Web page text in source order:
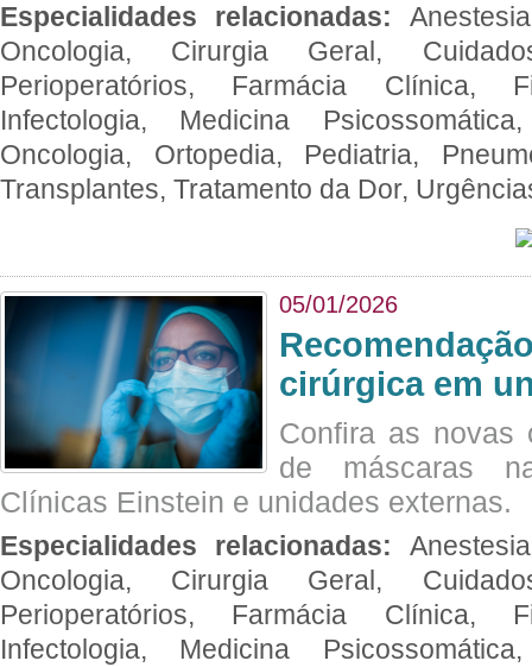
Especialidades relacionadas:
Oncologia, Cirurgia Geral,
Perioperatórios, Farmácia Clínica,
Infectologia, Medicina
Oncologia, Ortopedia, Pediatria,
Transplantes, Tratamento da Dor,
05/01/2026
cirúrgica em
Confira as novas
de máscaras
Clínicas Einstein e unidades externas.
Especialidades relacionadas:
Oncologia, Cirurgia Geral,
Perioperatórios, Farmácia Clínica,
Infectologia, Medicina